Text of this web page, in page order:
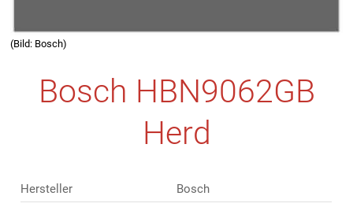
(Bild: Bosch)
Bosch HBN9062GB
Herd
Hersteller
Bosch